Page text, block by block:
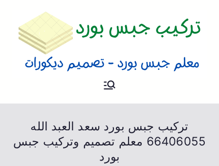
تركيب جبس
بورد
فني تركيب جبس بورد و تصميم
تركيب جبس بورد سعد العبد الله
66406055 معلم تصميم وتركيب جبس
بورد